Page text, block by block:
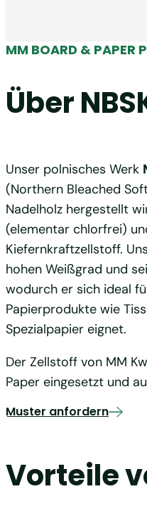
MM BOARD & PAPER
Über
Unser polnisches Werk
(Northern Bleached
Nadelholz hergestellt
(elementar chlorfrei)
Kiefernkraftzellstoff.
hohen Weißgrad und
wodurch er sich ideal
Papierprodukte wie
Spezialpapier eignet.
Der Zellstoff von MM
Paper eingesetzt und
Muster anfordern
Vorteile